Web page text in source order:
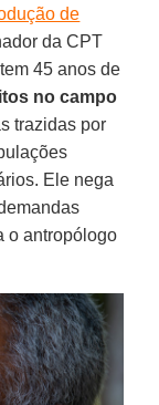
de
da CPT
tem 45 anos de
no campo
trazidas por
Ele nega
o antropólogo